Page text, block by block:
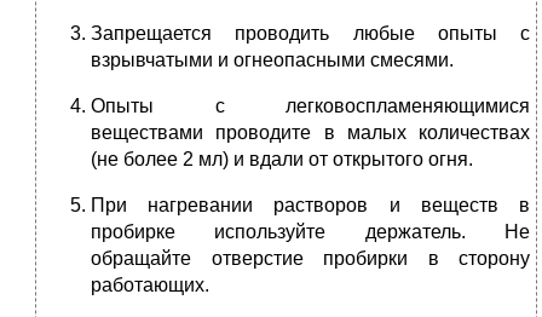
Запрещается проводить любые опыты с
взрывчатыми и огнеопасными смесями.
Опыты с легковоспламеняющимися
веществами проводите в малых количествах
(не более 2 мл) и вдали от открытого огня.
При нагревании растворов и веществ в
пробирке используйте держатель. Не
обращайте отверстие пробирки в сторону
работающих.